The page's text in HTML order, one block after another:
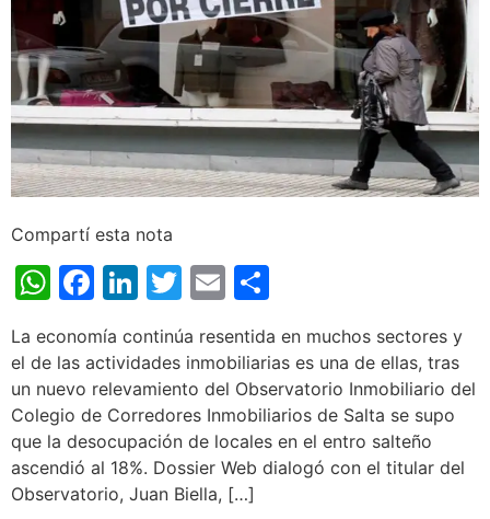
Compartí esta nota
WhatsApp
Facebook
LinkedIn
Twitter
Email
La economía continúa resentida en muchos sectores y
el de las actividades inmobiliarias es una de ellas, tras
un nuevo relevamiento del Observatorio Inmobiliario del
Colegio de Corredores Inmobiliarios de Salta se supo
que la desocupación de locales en el entro salteño
ascendió al 18%. Dossier Web dialogó con el titular del
Observatorio, Juan Biella, […]